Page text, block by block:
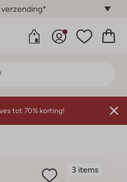
tot 70% korting!
3 items